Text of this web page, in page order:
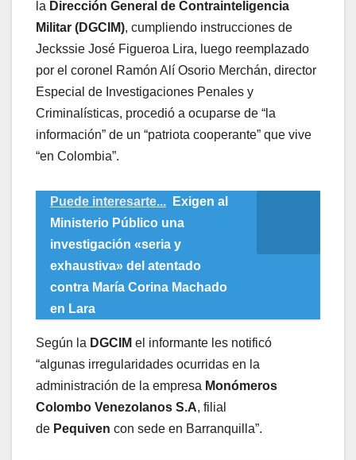
la Dirección General de Contrainteligencia
Militar (DGCIM), cumpliendo instrucciones de
Jeckssie José Figueroa Lira, luego reemplazado
por el coronel Ramón Alí Osorio Merchán, director
Especial de Investigaciones Penales y
Criminalísticas, procedió a ocuparse de “la
información” de un “patriota cooperante” que vive
“en Colombia”.
Puede interesarte...
Exigen al
Ministerio Público una
investigación «seria y
exhaustiva» del atentado
contra María Corina Machado
en Lara
Según la DGCIM el informante les notificó
“algunas irregularidades ocurridas en la
administración de la empresa Monómeros
Colombo Venezolanos S.A, filial
de Pequiven con sede en Barranquilla”.